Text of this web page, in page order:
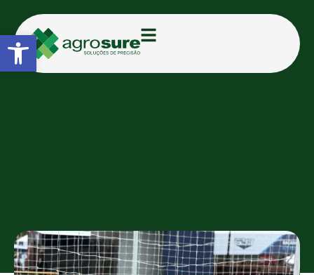
Abrir a barra de ferramentas